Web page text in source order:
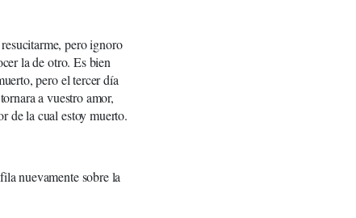
pero ignoro
la de otro. Es bien
pero el tercer día
a vuestro amor,
de la cual estoy muerto.
nuevamente sobre la